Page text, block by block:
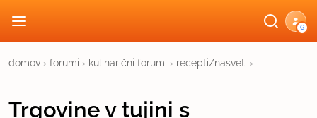
G
domov › forumi › kulinarični forumi › recepti/nasveti ›
Trgovine v tujini s